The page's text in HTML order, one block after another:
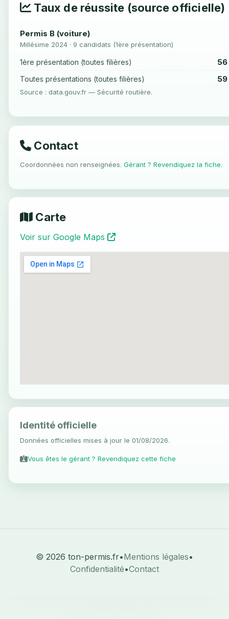
Taux de réussite (source officielle)
Permis B (voiture)
Millésime 2024 · 9 candidats (1ère présentation)
1ère présentation (toutes filières) 56
Toutes présentations (toutes filières) 59
Source : data.gouv.fr — Sécurité routière.
Contact
Coordonnées non renseignées. Gérant ? Revendiquez la fiche.
Carte
Voir sur Google Maps
Identité officielle
Données officielles mises à jour le 01/08/2026.
Vous êtes le gérant ? Revendiquez cette fiche
© 2026 ton-permis.fr•Mentions légales•
Confidentialité•Contact